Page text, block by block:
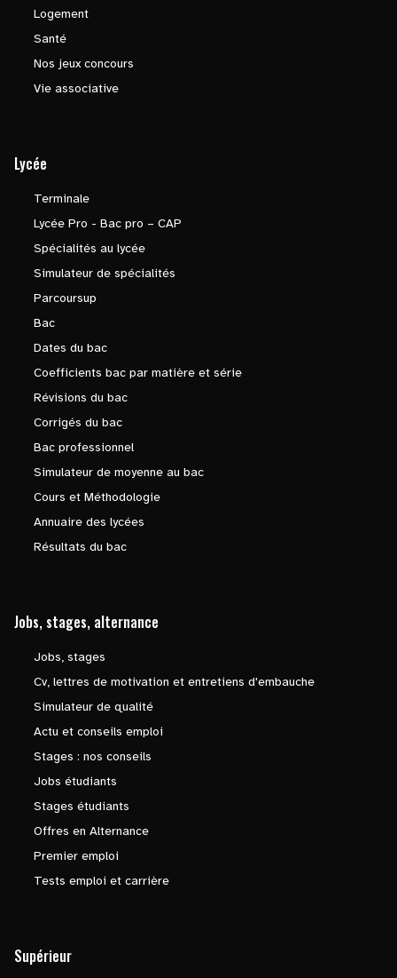
Logement
Santé
Nos jeux concours
Vie associative
Lycée
Terminale
Lycée Pro - Bac pro – CAP
Spécialités au lycée
Simulateur de spécialités
Parcoursup
Bac
Dates du bac
Coefficients bac par matière et série
Révisions du bac
Corrigés du bac
Bac professionnel
Simulateur de moyenne au bac
Cours et Méthodologie
Annuaire des lycées
Résultats du bac
Jobs, stages, alternance
Jobs, stages
Cv, lettres de motivation et entretiens d'embauche
Simulateur de qualité
Actu et conseils emploi
Stages : nos conseils
Jobs étudiants
Stages étudiants
Offres en Alternance
Premier emploi
Tests emploi et carrière
Supérieur